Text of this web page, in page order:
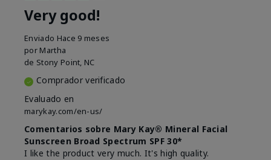
Very good!
Enviado Hace 9 meses
por Martha
de Stony Point, NC
Comprador verificado
Evaluado en
marykay.com/en-us/
Comentarios sobre Mary Kay® Mineral Facial
Sunscreen Broad Spectrum SPF 30*
I like the product very much. It's high quality.